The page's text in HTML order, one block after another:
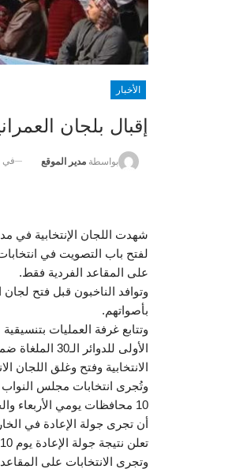
الأخبار
إقبال بلجان
بواسطة مدير الموقع في
شهدت اللجان الإنتخابية في
على المقاعد الفردية فقط.
وتوافد الناخبون قبل فتح
بأصواتهم.
وتتابع غرفة العمليات
الأولى
الانتخابية وفتح وغلق اللجان
تعلن نتيجة جولة الإعادة يوم 10 يناير.